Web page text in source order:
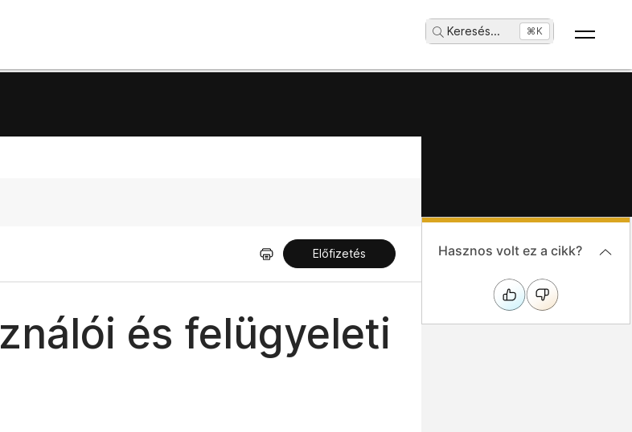
Keresés... ⌘K
Előfizetés
és felügyeleti
Hasznos volt ez a cikk?